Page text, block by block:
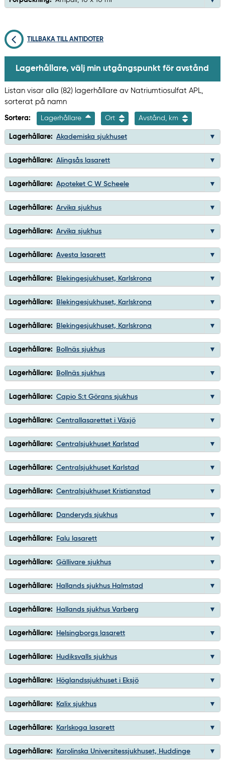
TILLBAKA TILL ANTIDOTER
Lagerhållare, välj min utgångspunkt för avstånd
Listan visar alla (82) lagerhållare av Natriumtiosulfat APL,
sorterat på namn
Sortera: Lagerhållare Ort Avstånd, km
Lagerhållare: Akademiska sjukhuset
Lagerhållare: Alingsås lasarett
Lagerhållare: Apoteket C W Scheele
Lagerhållare: Arvika sjukhus
Lagerhållare: Arvika sjukhus
Lagerhållare: Avesta lasarett
Lagerhållare: Blekingesjukhuset, Karlskrona
Lagerhållare: Blekingesjukhuset, Karlskrona
Lagerhållare: Blekingesjukhuset, Karlskrona
Lagerhållare: Bollnäs sjukhus
Lagerhållare: Bollnäs sjukhus
Lagerhållare: Capio S:t Görans sjukhus
Lagerhållare: Centrallasarettet i Växjö
Lagerhållare: Centralsjukhuset Karlstad
Lagerhållare: Centralsjukhuset Karlstad
Lagerhållare: Centralsjukhuset Kristianstad
Lagerhållare: Danderyds sjukhus
Lagerhållare: Falu lasarett
Lagerhållare: Gällivare sjukhus
Lagerhållare: Hallands sjukhus Halmstad
Lagerhållare: Hallands sjukhus Varberg
Lagerhållare: Helsingborgs lasarett
Lagerhållare: Hudiksvalls sjukhus
Lagerhållare: Höglandssjukhuset i Eksjö
Lagerhållare: Kalix sjukhus
Lagerhållare: Karlskoga lasarett
Lagerhållare: Karolinska Universitessjukhuset, Huddinge